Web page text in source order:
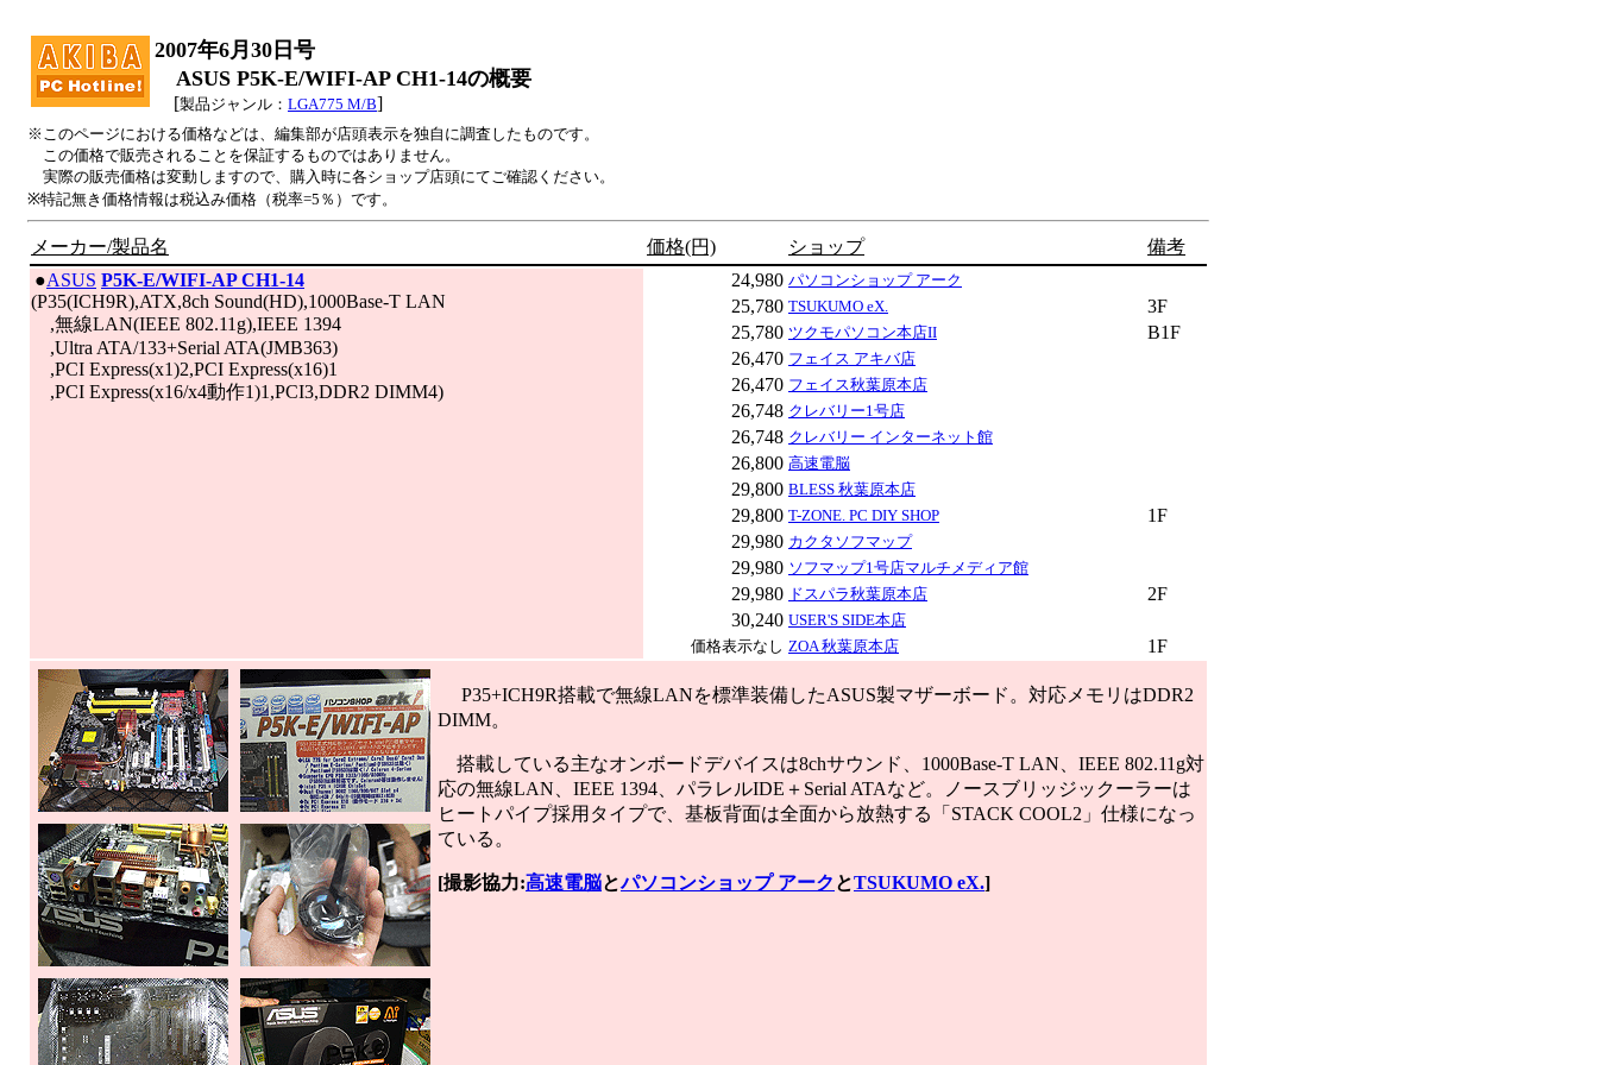
2007年6月30日号
ASUS P5K-E/WIFI-AP CH1-14の概要
[製品ジャンル： LGA775 M/B]
※このページにおける価格などは、編集部が店頭表示を独自に調査したものです。
この価格で販売されることを保証するものではありません。
実際の販売価格は変動しますので、購入時に各ショップ店頭にてご確認ください。
※特記無き価格情報は税込み価格（税率=5％）です。
メーカー/製品名 価格(円) ショップ
備考
●ASUS P5K-E/WIFI-AP CH1-14
(P35(ICH9R),ATX,8ch Sound(HD),1000Base-T LAN
,無線LAN(IEEE 802.11g),IEEE 1394
,Ultra ATA/133+Serial ATA(JMB363)
,PCI Express(x1)2,PCI Express(x16)1
,PCI Express(x16/x4動作1)1,PCI3,DDR2 DIMM4)
24,980 パソコンショップ アーク
25,780 TSUKUMO eX.
3F
25,780 ツクモパソコン本店II
B1F
26,470 フェイス アキバ店
26,470 フェイス秋葉原本店
26,748 クレバリー1号店
26,748 クレバリー インターネット館
26,800 高速電脳
29,800 BLESS 秋葉原本店
29,800 T-ZONE. PC DIY SHOP
1F
29,980 カクタソフマップ
29,980 ソフマップ1号店マルチメディア館
29,980 ドスパラ秋葉原本店
2F
30,240 USER'S SIDE本店
価格表示なし ZOA 秋葉原本店 1F
P35+ICH9R搭載で無線LANを標準装備したASUS製マザーボード。対応メモリはDDR2
DIMM。
搭載している主なオンボードデバイスは8chサウンド、1000Base-T LAN、IEEE 802.11g対
応の無線LAN、IEEE 1394、パラレルIDE＋Serial ATAなど。ノースブリッジックーラーは
ヒートパイプ採用タイプで、基板背面は全面から放熱する「STACK COOL2」仕様になっ
ている。
[撮影協力:高速電脳とパソコンショップ アーク とTSUKUMO eX.]